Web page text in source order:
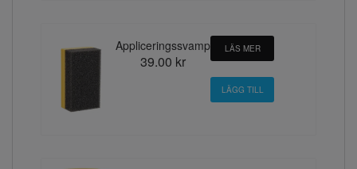
Appliceringssvamp
39.00 kr
LÄS MER